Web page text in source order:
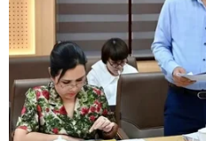
nghiệp./.